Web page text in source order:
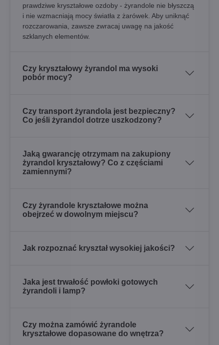
prawdziwe kryształowe ozdoby - żyrandole nie błyszczą
i nie wzmacniają mocy światła z żarówek. Aby uniknąć
rozczarowania, zawsze zwracaj uwagę na jakość
szklanych elementów.
Czy kryształowy żyrandol ma wysoki
pobór mocy?
Czy transport żyrandola jest bezpieczny?
Co jeśli żyrandol dotrze uszkodzony?
Jaką gwarancję otrzymam na zakupiony
żyrandol kryształowy? Co z częściami
zamiennymi?
Czy żyrandole kryształowe można
obejrzeć w dowolnym miejscu?
Jak rozpoznać kryształ wysokiej jakości?
Jaka jest trwałość powłoki gotowych
żyrandoli i lamp?
Czy można zamówić żyrandole
kryształowe dopasowane do wnętrza?